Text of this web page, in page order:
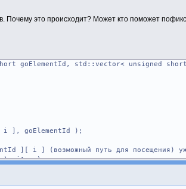
это происходит? Может кто поможет
goElementId, std::vector< unsigned
], goElementId );
i ] (возможный путь для посещения)
); i1++ )